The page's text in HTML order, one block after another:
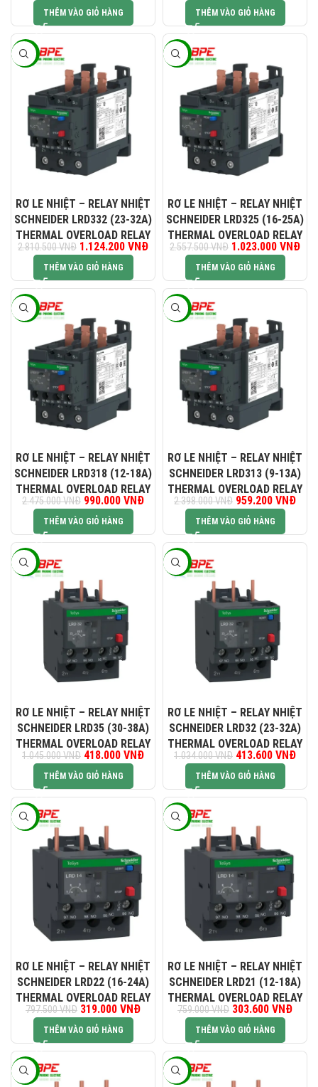
THÊM VÀO GIỎ HÀNG
2.717.000 VNĐ.
THÊM VÀO GIỎ HÀNG
-60%
RƠ LE NHIỆT – RELAY NHIỆT
SCHNEIDER LRD332 (23-32A)
THERMAL OVERLOAD RELAY
2.810.500VNĐ Giá gốc là: 2.810.500 VNĐ.
1.124.200 VNĐ Giá hiện tại là: 1.124.200 VNĐ.
THÊM VÀO GIỎ HÀNG
-60%
RƠ LE NHIỆT – RELAY NHIỆT
SCHNEIDER LRD325 (16-25A)
THERMAL OVERLOAD RELAY
2.557.500VNĐ
Giá gốc là:
2.557.500 VNĐ.
1.023.000 VNĐ
THÊM VÀO GIỎ HÀNG
-60%
RƠ LE NHIỆT – RELAY NHIỆT
SCHNEIDER LRD318 (12-18A)
THERMAL OVERLOAD RELAY
2.475.000VNĐ Giá gốc là: 2.475.000 VNĐ.
990.000 VNĐ Giá hiện tại là: 990.000 VNĐ.
THÊM VÀO GIỎ HÀNG
-60%
RƠ LE NHIỆT – RELAY NHIỆT
SCHNEIDER LRD313 (9-13A)
THERMAL OVERLOAD RELAY
2.398.000VNĐ
Giá gốc là:
2.398.000 VNĐ.
959.200 VNĐ
THÊM VÀO GIỎ HÀNG
-60%
RƠ LE NHIỆT – RELAY NHIỆT
SCHNEIDER LRD35 (30-38A)
THERMAL OVERLOAD RELAY
1.045.000VNĐ Giá gốc là: 1.045.000 VNĐ.
418.000 VNĐ Giá hiện tại là: 418.000 VNĐ.
THÊM VÀO GIỎ HÀNG
-60%
RƠ LE NHIỆT – RELAY NHIỆT
SCHNEIDER LRD32 (23-32A)
THERMAL OVERLOAD RELAY
1.034.000VNĐ
Giá gốc là:
1.034.000 VNĐ.
413.600 VNĐ
THÊM VÀO GIỎ HÀNG
-60%
RƠ LE NHIỆT – RELAY NHIỆT
SCHNEIDER LRD22 (16-24A)
THERMAL OVERLOAD RELAY
797.500VNĐ Giá gốc là: 797.500 VNĐ.
319.000 VNĐ Giá hiện tại là: 319.000 VNĐ.
THÊM VÀO GIỎ HÀNG
-60%
RƠ LE NHIỆT – RELAY NHIỆT
SCHNEIDER LRD21 (12-18A)
THERMAL OVERLOAD RELAY
759.000VNĐ
Giá gốc là:
759.000 VNĐ.
303.600 VNĐ
THÊM VÀO GIỎ HÀNG
-60% -60%